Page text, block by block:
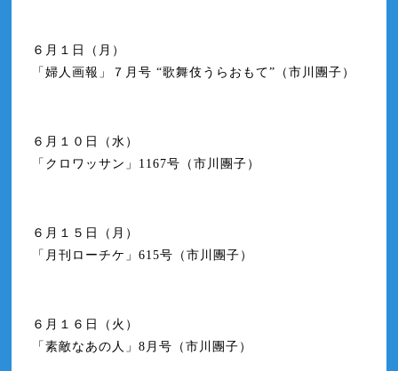
６月１日（月）
「婦人画報」７月号 “歌舞伎うらおもて”（市川團子）
６月１０日（水）
「クロワッサン」1167号（市川團子）
６月１５日（月）
「月刊ローチケ」615号（市川團子）
６月１６日（火）
「素敵なあの人」8月号（市川團子）